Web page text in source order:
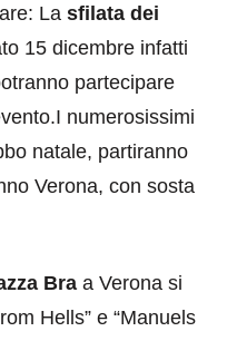
La sfilata dei
15 dicembre infatti
partecipare
numerosissimi
natale, partiranno
Verona, con sosta
Bra a Verona si
Hells” e “Manuels